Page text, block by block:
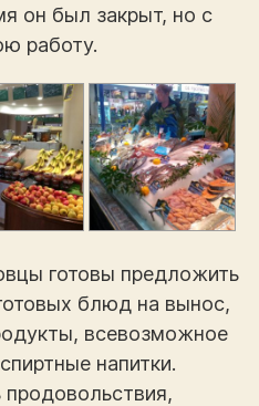
он был закрыт, но с
работу.
готовы предложить
блюд на вынос,
всевозможное
напитки.